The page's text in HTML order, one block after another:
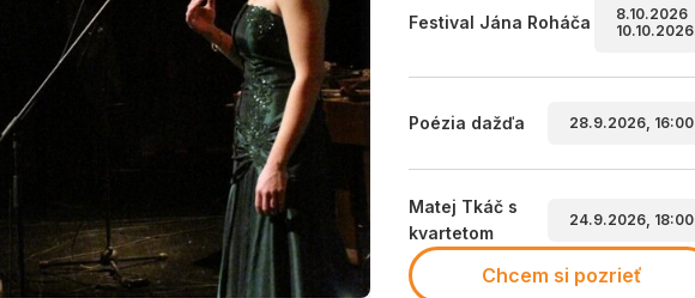
Festival Jána Roháča
8.10.2026
10.10.2026
Poézia dažďa 28.9.2026, 16:00
Matej Tkáč s
kvartetom
24.9.2026, 18:00
Chcem si pozrieť